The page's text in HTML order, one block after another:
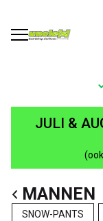
JULI &
MANNEN
SNOW-PANTS